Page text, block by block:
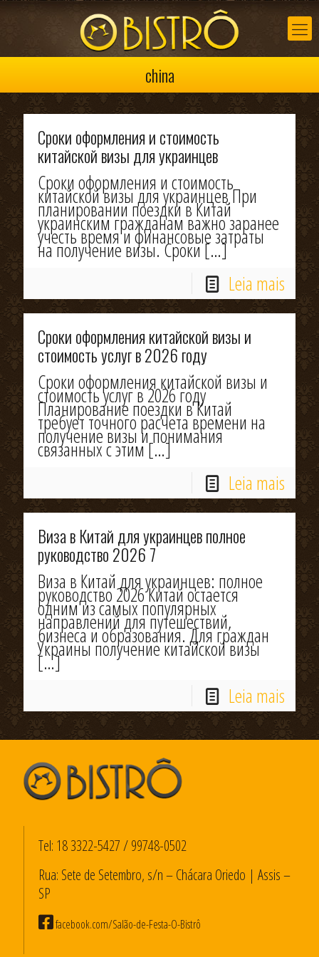
china
Сроки оформления и стоимость
китайской визы для украинцев
Сроки оформления и стоимость
китайской визы для украинцев При
планировании поездки в Китай
украинским гражданам важно заранее
учесть время и финансовые затраты
на получение визы. Сроки[…]
Leia mais
Сроки оформления китайской визы и
стоимость услуг в 2026 году
Сроки оформления китайской визы и
стоимость услуг в 2026 году
Планирование поездки в Китай
требует точного расчета времени на
получение визы и понимания
связанных с этим[…]
Leia mais
Виза в Китай для украинцев полное
руководство 2026 7
Виза в Китай для украинцев: полное
руководство 2026 Китай остается
одним из самых популярных
направлений для путешествий,
бизнеса и образования. Для граждан
Украины получение китайской визы
[…]
Leia mais
Tel: 18 3322-5427/99748-0502
Rua: Sete de Setembro, s/n – Chácara Oriedo | Assis –
SP
facebook.com/Salão-de-Festa-O-Bistrô